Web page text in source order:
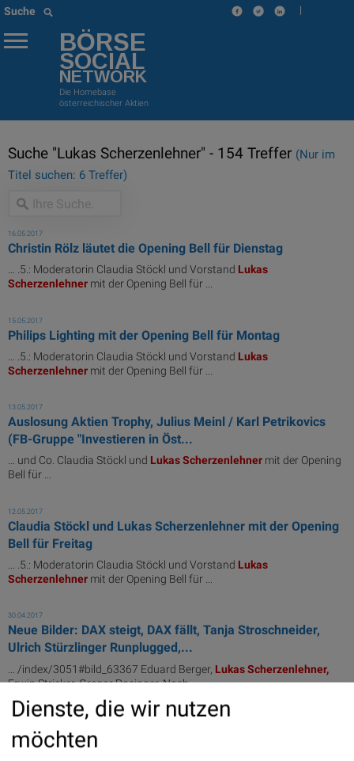
Suche |
BÖRSE
SOCIAL
NETWORK
Die Homebase
österreichischer Aktien
Suche "Lukas Scherzenlehner" - 154 Treffer (Nur im
Titel suchen: 6 Treffer)
16.05.2017
Christin Rölz läutet die Opening Bell für Dienstag
... .5.: Moderatorin Claudia Stöckl und Vorstand Lukas
Scherzenlehner mit der Opening Bell für ...
15.05.2017
Philips Lighting mit der Opening Bell für Montag
... .5.: Moderatorin Claudia Stöckl und Vorstand Lukas
Scherzenlehner mit der Opening Bell für ...
13.05.2017
Auslosung Aktien Trophy, Julius Meinl / Karl Petrikovics
(FB-Gruppe "Investieren in Öst...
... und Co. Claudia Stöckl und LukasScherzenlehner mit der Opening
Bell für ...
12.05.2017
Claudia Stöckl und Lukas Scherzenlehner mit der Opening
Bell für Freitag
... .5.: Moderatorin Claudia Stöckl und Vorstand Lukas
Scherzenlehner mit der Opening Bell für ...
30.04.2017
Neue Bilder: DAX steigt, DAX fällt, Tanja Stroschneider,
Ulrich Stürzlinger Runplugged,...
... /index/3051#bild_63367 Eduard Berger, LukasScherzenlehner,
Erwin Stricker, Gregor Rosinger. Noch ...
27.04.2017
Finanzmarktfoto des Monats - powered by Praskac
Dienste, die wir nutzen
möchten